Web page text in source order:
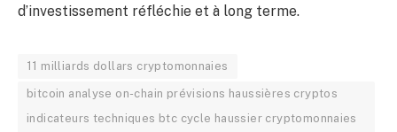
d’investissement réfléchie et à long terme.
11 milliards dollars cryptomonnaies
bitcoin analyse on-chain prévisions haussières cryptos
indicateurs techniques btc cycle haussier cryptomonnaies